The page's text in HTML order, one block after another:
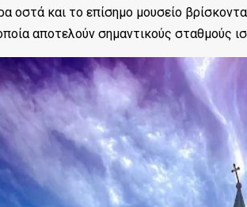
οστά και το επίσημο μουσείο
αποτελούν σημαντικούς σταθμούς